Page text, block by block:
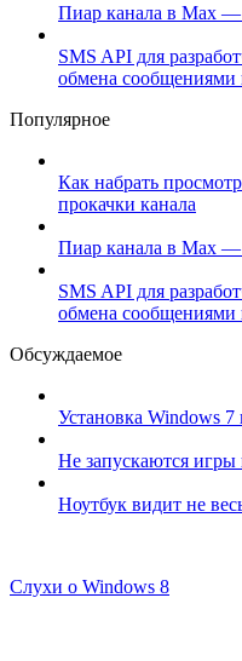
Пиар канала в Max —
SMS API для
обмена сообщениями
Популярное
Как набрать
прокачки канала
Пиар канала в Max —
SMS API для
обмена сообщениями
Обсуждаемое
Установка Windows 7
Не запускаются игры
Ноутбук видит не
Слухи о Windows 8